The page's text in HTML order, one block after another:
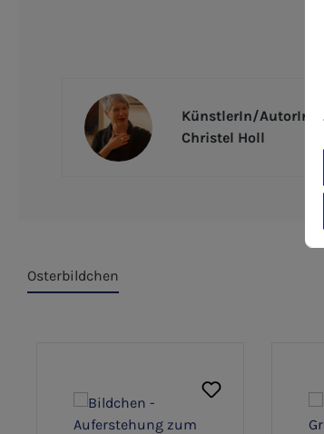
KünstlerIn/AutorIn
Christel Holl
Osterbildchen